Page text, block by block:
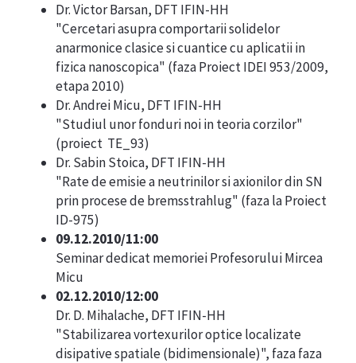
Dr. Victor Barsan, DFT IFIN-HH
"Cercetari asupra comportarii solidelor
anarmonice clasice si cuantice cu aplicatii in
fizica nanoscopica" (faza Proiect IDEI 953/2009,
etapa 2010)
Dr. Andrei Micu, DFT IFIN-HH
"Studiul unor fonduri noi in teoria corzilor"
(proiect TE_93)
Dr. Sabin Stoica, DFT IFIN-HH
"Rate de emisie a neutrinilor si axionilor din SN
prin procese de bremsstrahlug" (faza la Proiect
ID-975)
09.12.2010/11:00
Seminar dedicat memoriei Profesorului Mircea
Micu
02.12.2010/12:00
Dr. D. Mihalache, DFT IFIN-HH
"Stabilizarea vortexurilor optice localizate
disipative spatiale (bidimensionale)", faza faza